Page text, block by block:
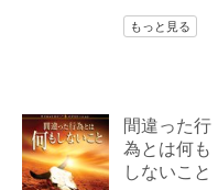
もっと見る
間違った行
為とは何も
しないこと